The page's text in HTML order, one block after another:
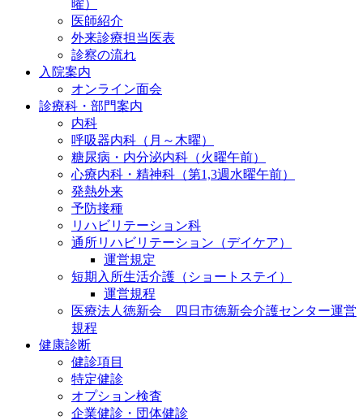
曜）
医師紹介
外来診療担当医表
診察の流れ
入院案内
オンライン面会
診療科・部門案内
内科
呼吸器内科（月～木曜）
糖尿病・内分泌内科（火曜午前）
心療内科・精神科（第1,3週水曜午前）
発熱外来
予防接種
リハビリテーション科
通所リハビリテーション（デイケア）
運営規定
短期入所生活介護（ショートステイ）
運営規程
医療法人徳新会 四日市徳新会介護センター運営
規程
健康診断
健診項目
特定健診
オプション検査
企業健診・団体健診